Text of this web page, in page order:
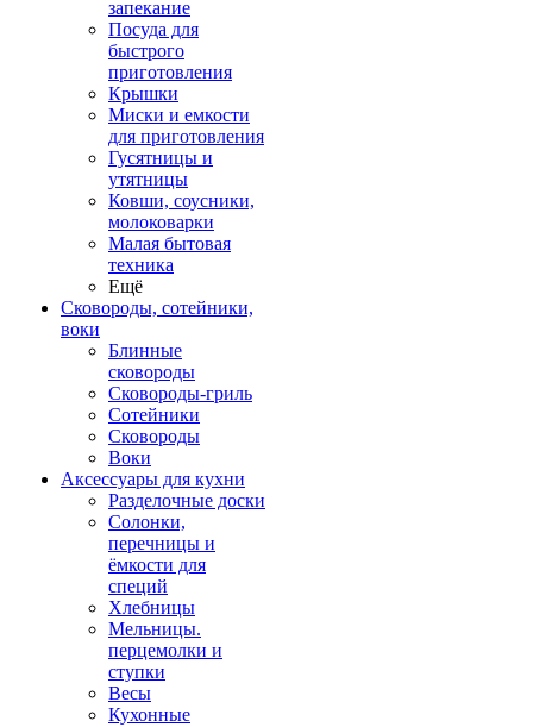
запекание
Посуда для
быстрого
приготовления
Крышки
Миски и емкости
для приготовления
Гусятницы и
утятницы
Ковши, соусники,
молоковарки
Малая бытовая
техника
Ещё
Сковороды, сотейники,
воки
Блинные
сковороды
Сковороды-гриль
Сотейники
Сковороды
Воки
Аксессуары для кухни
Разделочные доски
Солонки,
перечницы и
ёмкости для
специй
Хлебницы
Мельницы.
перцемолки и
ступки
Весы
Кухонные